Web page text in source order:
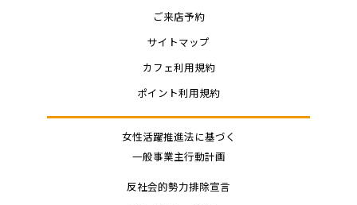
ご来店予約
サイトマップ
カフェ利用規約
ポイント利用規約
女性活躍推進法に基づく
一般事業主行動計画
反社会的勢力排除宣言